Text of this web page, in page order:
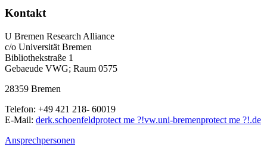
Kontakt
U Bremen Research Alliance
c/o Universität Bremen
Bibliothekstraße 1
Gebaeude VWG; Raum 0575
28359 Bremen
Telefon: +49 421 218- 60019
E-Mail: derk.schoenfeldprotect me ?!vw.uni-bremenprotect me ?!.de
Ansprechpersonen